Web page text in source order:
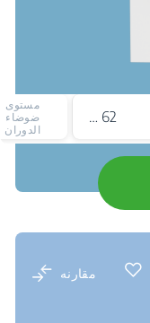
62 ديسيبل
مستوى
ضوضاء
الدوران
مقارنه